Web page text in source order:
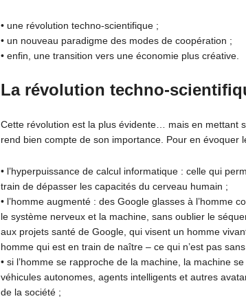
• une révolution techno-scientifique ;
• un nouveau paradigme des modes de coopération ;
• enfin, une transition vers une économie plus créative.
La révolution techno-
Cette révolution est la plus évidente… mais en mettant
rend bien compte de son importance. Pour en évoquer
• l’hyperpuissance de calcul informatique : celle qui
train de dépasser les capacités du cerveau humain ;
• l’homme augmenté : des Google glasses à l’homme
le système nerveux et la machine, sans oublier le
aux projets santé de Google, qui visent un homme
homme qui est en train de naître – ce qui n’est pas
• si l’homme se rapproche de la machine, la machine
véhicules autonomes, agents intelligents et autres
de la société ;